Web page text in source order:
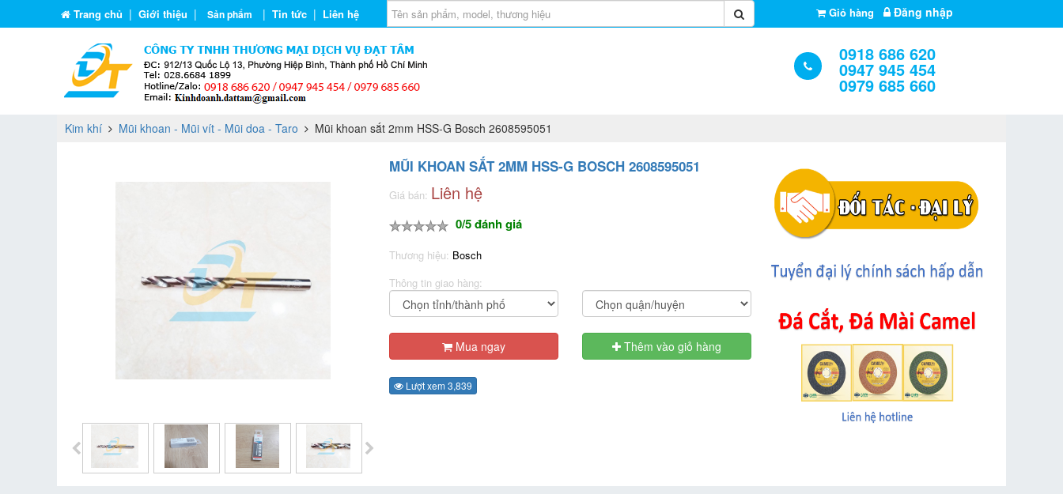
Trang chủ | Giới thiệu | Sản phẩm | Tin tức | Liên hệ Giỏ hàng Đăng nhập
0918 686 620
0947 945 454
0979 685 660
Kim khí Mũi khoan - Mũi vít - Mũi doa - Taro Mũi khoan sắt 2mm HSS-G Bosch 2608595051
MŨI KHOAN SẮT 2MM HSS-G BOSCH 2608595051
Giá bán: Liên hệ
0/5 đánh giá
Thương hiệu: Bosch
Thông tin giao hàng:
Mua ngay Thêm vào giỏ hàng
Lượt xem 3,839